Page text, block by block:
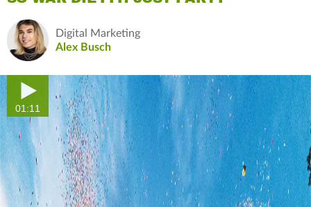
Digital Marketing
Alex Busch
01:11